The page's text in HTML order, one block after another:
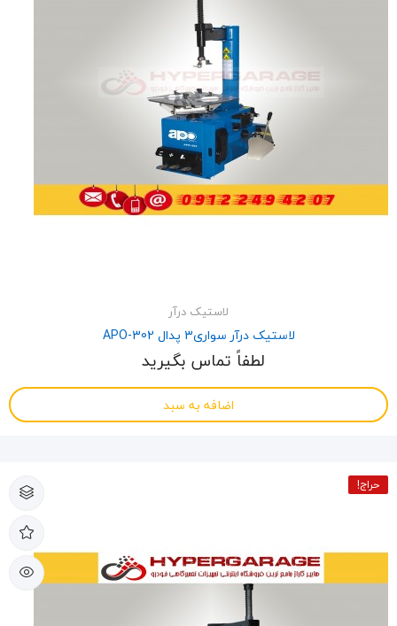
لاستیک درآر
لاستیک درآر سواری3 پدال APO-302
لطفاً تماس بگیرید
اضافه به سبد
حراج!